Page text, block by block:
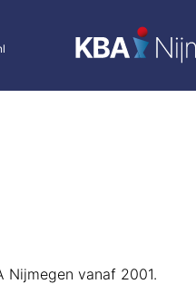
Nijmegen vanaf 2001.